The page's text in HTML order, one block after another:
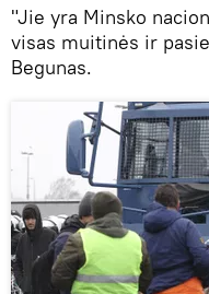
"Jie yra Minsko
visas muitinės ir
Begunas.